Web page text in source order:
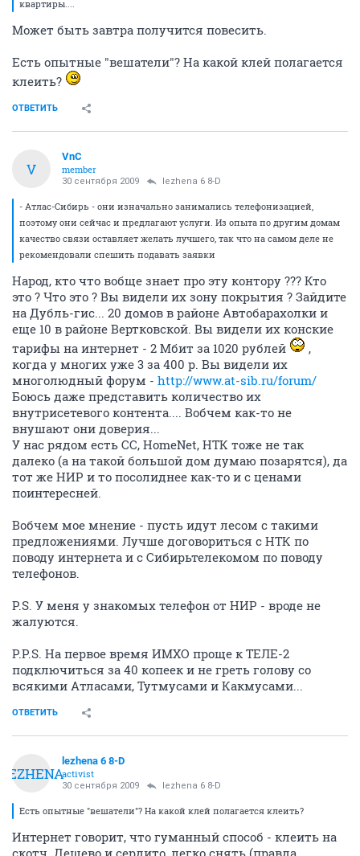
квартиры....
Может быть завтра получится повесить.
Есть опытные "вешатели"? На какой клей полагается
клеить?
ОТВЕТИТЬ
V
VnC
member
30 сентября 2009 lezhena 6 8-D
- Атлас-Сибирь - они изначально занимались телефонизацией,
поэтому они сейчас и предлагают услуги. Из опыта по другим домам
качество связи оставляет желать лучшего, так что на самом деле не
рекомендовали спешить подавать заявки
Народ, кто что вобще знает про эту контору ??? Кто
это ? Что это ? Вы видели их зону покрытия ? Зайдите
на Дубль-гис... 20 домов в районе Автобарахолки и
еще 10 в районе Вертковской. Вы видели их конские
тарифы на интернет - 2 Мбит за 1020 рублей
,
когда у многих уже 3 за 400 р. Вы видели их
многолюдный форум - http://www.at-sib.ru/forum/
Боюсь даже представить количество их
внутрисетевого контента.... Вобчем как-то не
внушают они доверия...
У нас рядом есть СС, HomeNet, НТК тоже не так
далеко (а на такой большой дом думаю позарятся), да
тот же НИР и то посолиднее как-то и с ценами
поинтересней.
Вобчем мое мнение - пусть идут лесом с такими
предложениями. Лучше договориться с НТК по
поводу интернета и с Сибирьтелекомом по поводу
телефонов.
P.S. У меня у знакомых телефон от НИР - вроде не
жалуются.
P.P.S. На первое время ИМХО проще к ТЕЛЕ-2
подключиться за 40 копеек и не греть голову со
всякими Атласами, Тутмусами и Какмусами...
ОТВЕТИТЬ
LEZHENA
lezhena 6 8-D
activist
30 сентября 2009 lezhena 6 8-D
Есть опытные "вешатели"? На какой клей полагается клеить?
Интернет говорит, что гуманный способ - клеить на
скотч. Дешево и сердито, легко снять (правда